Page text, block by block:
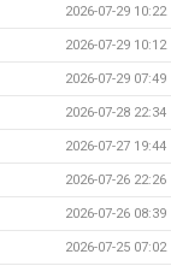
2026-07-29 10:22
2026-07-29 10:12
2026-07-29 07:49
2026-07-28 22:34
2026-07-27 19:44
2026-07-26 22:26
2026-07-26 08:39
2026-07-25 07:02